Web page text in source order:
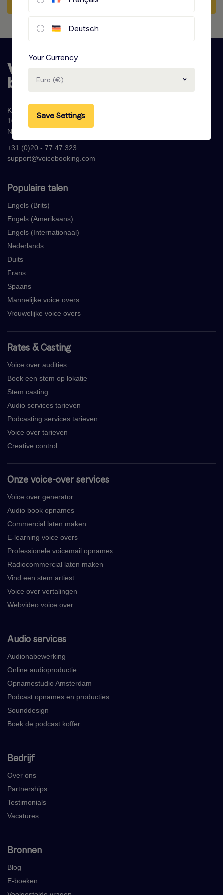
Populaire talen
Engels (Brits)
Engels (Amerikaans)
Engels (Internationaal)
Nederlands
Duits
Frans
Spaans
Mannelijke voice overs
Vrouwelijke voice overs
Rates & Casting
Voice over audities
Boek een stem op lokatie
Stem casting
Audio services tarieven
Podcasting services tarieven
Voice over tarieven
Creative control
Onze voice-over services
Voice over generator
Audio book opnames
Commercial laten maken
E-learning voice overs
Professionele voicemail opnames
Radiocommercial laten maken
Vind een stem artiest
Voice over vertalingen
Webvideo voice over
Audio services
Audionabewerking
Online audioproductie
Opnamestudio Amsterdam
Podcast opnames en producties
Sounddesign
Boek de podcast koffer
Bedrijf
Over ons
Partnerships
Testimonials
Vacatures
Bronnen
Blog
E-boeken
Krijn Taconiskade 286
1087 HW Amsterdam
Nederland
+31 (0)20 - 77 47 323
support@voicebooking.com
Deutsch
Your Currency
Euro (€)
Save Settings